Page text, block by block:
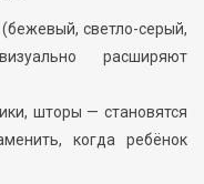
светло-серый,
расширяют
шторы — становятся
когда ребёнок